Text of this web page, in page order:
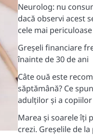
Neurolog: nu
dacă observi acest
cele mai
Greșeli financiare
înainte de 30 de ani
Câte ouă este
săptămână? Ce
adulților și a copiilor
Marea și soarele îți
crezi. Greșelile de